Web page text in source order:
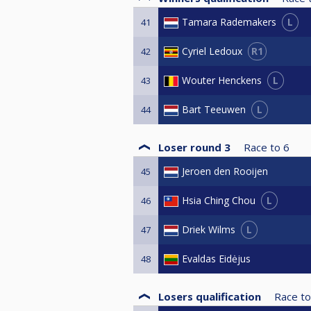
41 Tamara Rademakers L
42 Cyriel Ledoux R1
43 Wouter Henckens L
44 Bart Teeuwen L
Loser round 3 Race to 6
45 Jeroen den Rooijen
46 Hsia Ching Chou L
47 Driek Wilms L
48 Evaldas Eidėjus
Losers qualification Race to